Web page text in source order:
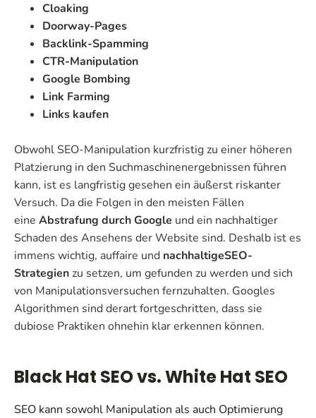
Cloaking
Doorway-Pages
Backlink-Spamming
CTR-Manipulation
Google Bombing
Link Farming
Links kaufen
Obwohl SEO-Manipulation kurzfristig zu einer höheren
Platzierung in den Suchmaschinenergebnissen führen
kann, ist es langfristig gesehen ein äußerst riskanter
Versuch. Da die Folgen in den meisten Fällen
eine Abstrafung durch Google und ein nachhaltiger
Schaden des Ansehens der Website sind. Deshalb ist es
immens wichtig, auffaire und nachhaltigeSEO-
Strategien zu setzen, um gefunden zu werden und sich
von Manipulationsversuchen fernzuhalten. Googles
Algorithmen sind derart fortgeschritten, dass sie
dubiose Praktiken ohnehin klar erkennen können.
Black Hat SEO vs. White Hat SEO
SEO kann sowohl Manipulation als auch Optimierung